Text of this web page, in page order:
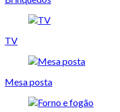
TV
Mesa posta